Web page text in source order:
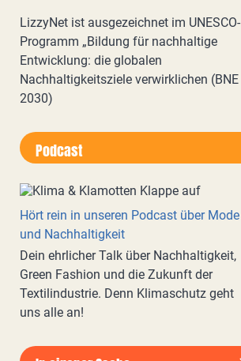
LizzyNet ist ausgezeichnet im UNESCO-
Programm „Bildung für nachhaltige
Entwicklung: die globalen
Nachhaltigkeitsziele verwirklichen (BNE
2030)
Podcast
Hört rein in unseren Podcast über Mode
und Nachhaltigkeit
Dein ehrlicher Talk über Nachhaltigkeit,
Green Fashion und die Zukunft der
Textilindustrie. Denn Klimaschutz geht
uns alle an!